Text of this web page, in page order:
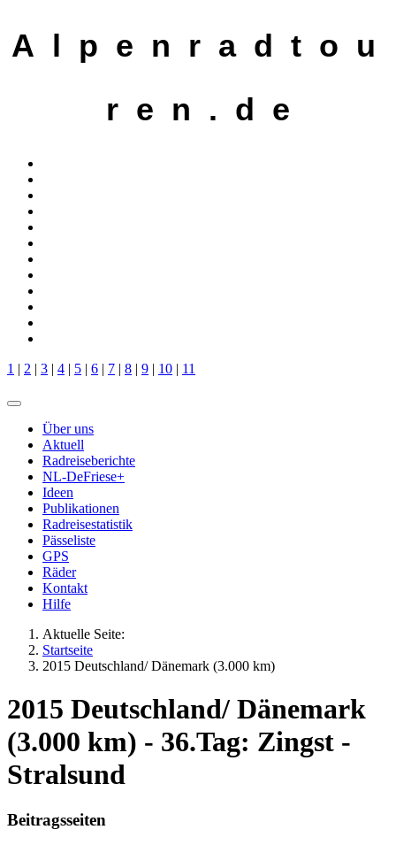
A l p e n r a d t o u
r e n . d e
1 | 2 | 3 | 4 | 5 | 6 | 7 | 8 | 9 | 10 | 11
Über uns
Aktuell
Radreiseberichte
NL-DeFriese+
Ideen
Publikationen
Radreisestatistik
Pässeliste
GPS
Räder
Kontakt
Hilfe
Aktuelle Seite:
Startseite
2015 Deutschland/ Dänemark (3.000 km)
2015 Deutschland/ Dänemark
(3.000 km) - 36.Tag: Zingst -
Stralsund
Beitragsseiten